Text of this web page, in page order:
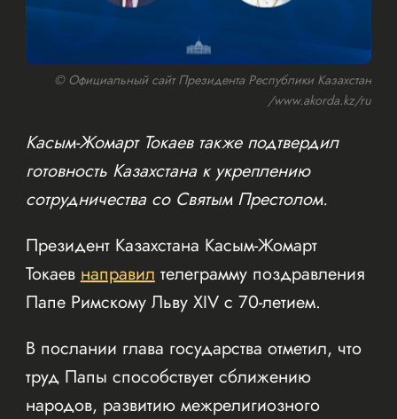
© Официальный сайт Президента Республики Казахстан
/www.akorda.kz/ru
Касым-Жомарт Токаев также подтвердил
готовность Казахстана к укреплению
сотрудничества со Святым Престолом.
Президент Казахстана Касым-Жомарт
Токаевнаправилтелеграмму поздравления
Папе Римскому Льву XIV с 70-летием.
В послании глава государства отметил, что
труд Папы способствует сближению
народов, развитию межрелигиозного